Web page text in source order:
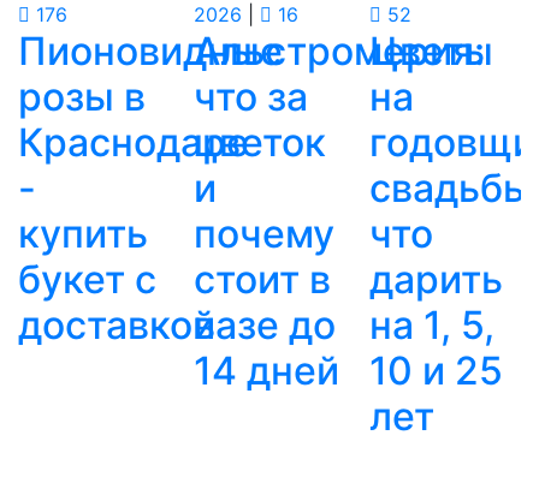
176
Пионовидные
розы в
Краснодаре
-
купить
букет с
доставкой
2026
16
Альстромерия:
что за
цветок
и
почему
стоит в
вазе до
14 дней
52
Цветы
на
что
дарить
на 1, 5,
10 и 25
лет